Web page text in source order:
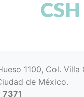
CSH
1100, Col. Villa
de México.
7371